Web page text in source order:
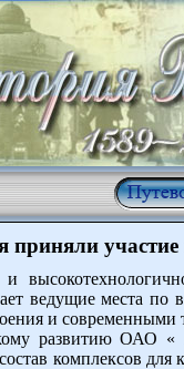
приняли
ведущие места
и современными
развитию
комплексов